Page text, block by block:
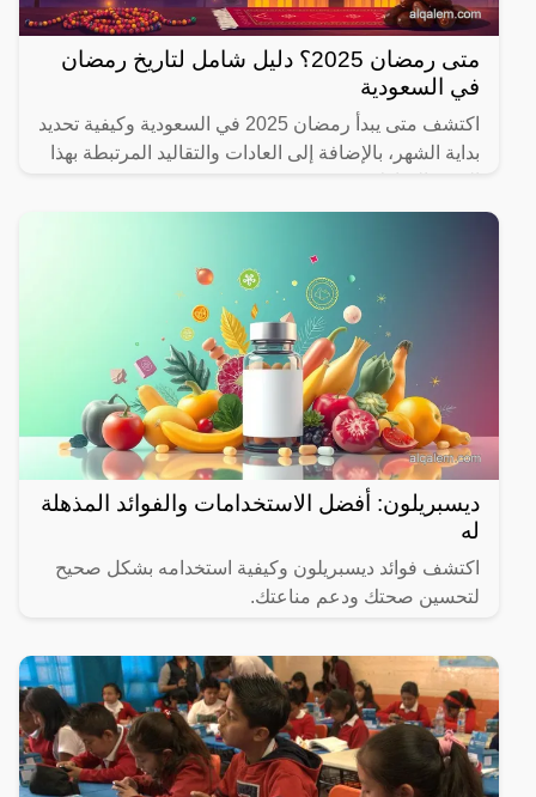
متى رمضان 2025؟ دليل شامل لتاريخ رمضان
في السعودية
اكتشف متى يبدأ رمضان 2025 في السعودية وكيفية تحديد
بداية الشهر، بالإضافة إلى العادات والتقاليد المرتبطة بهذا
ديسبريلون: أفضل الاستخدامات والفوائد المذهلة
له
اكتشف فوائد ديسبريلون وكيفية استخدامه بشكل صحيح
لتحسين صحتك ودعم مناعتك.